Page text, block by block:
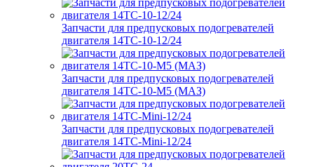
Запчасти для предпусковых подогревателей
двигателя 14ТС-10-12/24
Запчасти для предпусковых подогревателей
двигателя 14ТС-10-М5 (МАЗ)
Запчасти для предпусковых подогревателей
двигателя 14ТС-Mini-12/24